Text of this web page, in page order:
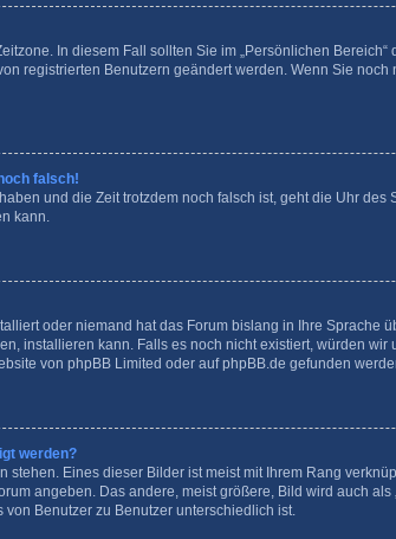
In diesem Fall sollten Sie im „Persönlichen Bereich“
registrierten Benutzern geändert werden. Wenn Sie noch
falsch!
und die Zeit trotzdem noch falsch ist, geht die Uhr des
kann.
oder niemand hat das Forum bislang in Ihre Sprache
installieren kann. Falls es noch nicht existiert, würden wir
von phpBB Limited oder aufphpBB.de gefunden
werden?
Eines dieser Bilder ist meist mit Ihrem Rang
angeben. Das andere, meist größere, Bild wird auch als
Benutzer zu Benutzer unterschiedlich ist.